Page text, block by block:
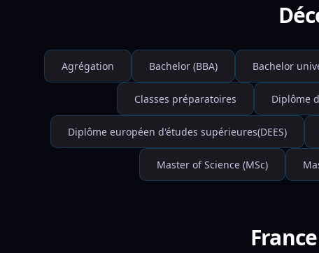
Agrégation Bachelor (BBA) Bachelor
Classes préparatoires Diplôme
Diplôme européen d'études supérieures(DEES)
Master of Science (MSc)